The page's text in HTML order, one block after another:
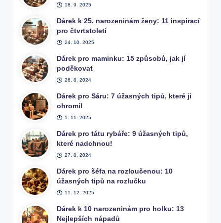
18. 9. 2025
Dárek k 25. narozeninám ženy: 11 inspirací
pro čtvrtstoletí
24. 10. 2025
Dárek pro maminku: 15 způsobů, jak jí
poděkovat
26. 8. 2024
Dárek pro Sáru: 7 úžasných tipů, které ji
ohromí!
1. 11. 2025
Dárek pro tátu rybáře: 9 úžasných tipů,
které nadchnou!
27. 8. 2024
Dárek pro šéfa na rozloučenou: 10
úžasných tipů na rozlučku
11. 12. 2025
Dárek k 10 narozeninám pro holku: 13
Nejlepších nápadů